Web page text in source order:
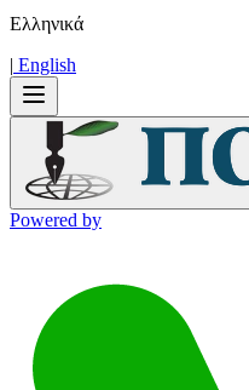
Ελληνικά
| Εnglish
Powered by